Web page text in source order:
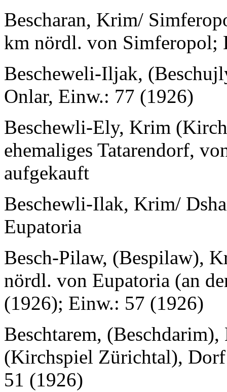
Bescharan, Krim/
km nördl. von Simferopol;
Bescheweli-Iljak,
Onlar, Einw.: 77 (1926)
Beschewli-Ely, Krim
ehemaliges Tatarendorf,
aufgekauft
Beschewli-Ilak, Krim/
Eupatoria
Besch-Pilaw, (Bespilaw),
nördl. von Eupatoria (an
(1926); Einw.: 57 (1926)
Beschtarem,
(Kirchspiel Zürichtal),
51 (1926)